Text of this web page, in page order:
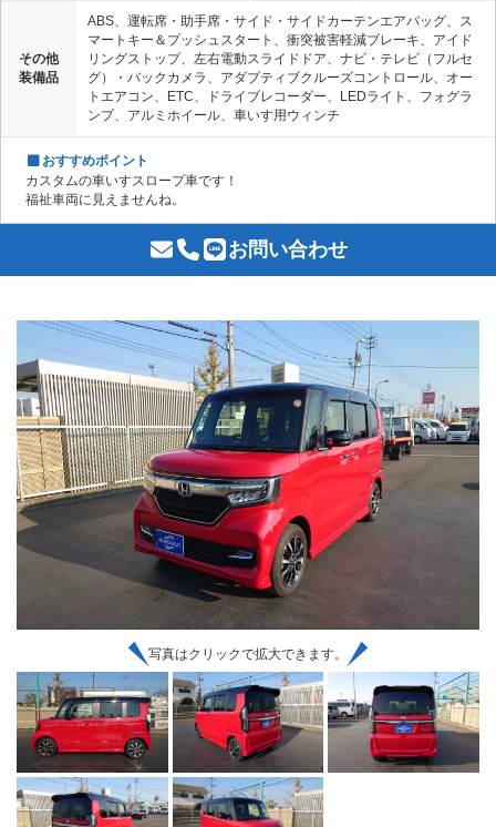
その他
装備品
ABS、運転席・助手席・サイド・サイドカーテンエアバッグ、ス
マートキー＆プッシュスタート、衝突被害軽減ブレーキ、アイド
リングストップ、左右電動スライドドア、ナビ・テレビ（フルセ
グ）・バックカメラ、アダプティブクルーズコントロール、オー
トエアコン、ETC、ドライブレコーダー、LEDライト、フォグラ
ンプ、アルミホイール、車いす用ウィンチ
おすすめポイント
カスタムの車いすスロープ車です！
福祉車両に見えませんね。
お問い合わせ
写真はクリックで拡大できます。